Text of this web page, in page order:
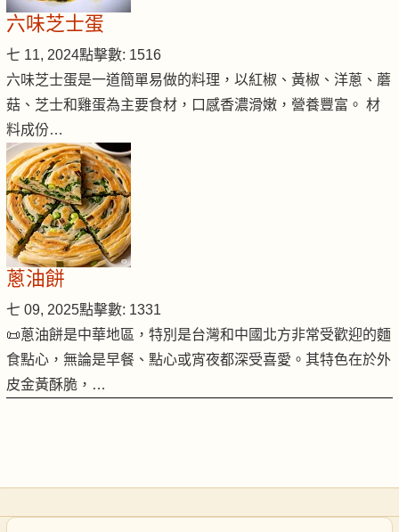
六味芝士蛋
七 11, 2024點擊數: 1516
六味芝士蛋是一道簡單易做的料理，以紅椒、黃椒、洋蔥、蘑
菇、芝士和雞蛋為主要食材，口感香濃滑嫩，營養豐富。 材
料成份…
蔥油餅
七 09, 2025點擊數: 1331
📜蔥油餅是中華地區，特別是台灣和中國北方非常受歡迎的麵
食點心，無論是早餐、點心或宵夜都深受喜愛。其特色在於外
皮金黃酥脆，…